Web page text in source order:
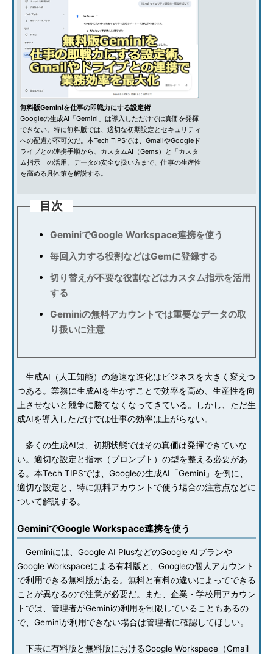
無料版Geminiを仕事の即戦力にする設定術
Googleの生成AI「Gemini」は導入しただけでは真価を発揮
できない。特に無料版では、適切な初期設定とセキュリティ
への配慮が不可欠だ。本Tech TIPSでは、GmailやGoogleド
ライブとの連携手順から、カスタムAI（Gems）と「カスタ
ム指示」の活用、データの安全な扱い方まで、仕事の生産性
を高める具体策を解説する。
目次
GeminiでGoogle Workspace連携を使う
毎回入力する役割などはGemに登録する
切り替えが不要な役割などはカスタム指示を活用
する
Geminiの無料アカウントでは重要なデータの取
り扱いに注意
生成AI（人工知能）の急速な進化はビジネスを大きく変えつ
つある。業務に生成AIを生かすことで効率を高め、生産性を向
上させないと競争に勝てなくなってきている。しかし、ただ生
成AIを導入しただけでは仕事の効率は上がらない。
多くの生成AIは、初期状態ではその真価は発揮できていな
い。適切な設定と指示（プロンプト）の型を整える必要があ
る。本Tech TIPSでは、Googleの生成AI「Gemini」を例に、
適切な設定と、特に無料アカウントで使う場合の注意点などに
ついて解説する。
GeminiでGoogle Workspace連携を使う
Geminiには、Google AI PlusなどのGoogle AIプランや
Google Workspaceによる有料版と、Googleの個人アカウント
で利用できる無料版がある。無料と有料の違いによってできる
ことが異なるので注意が必要だ。また、企業・学校用アカウン
トでは、管理者がGeminiの利用を制限していることもあるの
で、Geminiが利用できない場合は管理者に確認してほしい。
下表に有料版と無料版におけるGoogle Workspace（Gmail